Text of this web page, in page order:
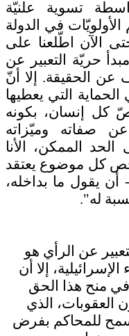
تسوية علنيّة
في الدولة
الآن اطّلعنا على
حريّة التعبير عن
عن الحقيقة. إلا أنّ
الحماية التي يعطيها
كل إنسان، بكونه
عن صفاته وميّزاته
الممكن، الأنا
يخص كل موضوع يعتقد
أن يقول ما بداخله،
له".
عن الرأي هو
إلا أن
منح هذا الحق
رقم 63 لقانون العقوبات، الذي
للمحاكم بفرض